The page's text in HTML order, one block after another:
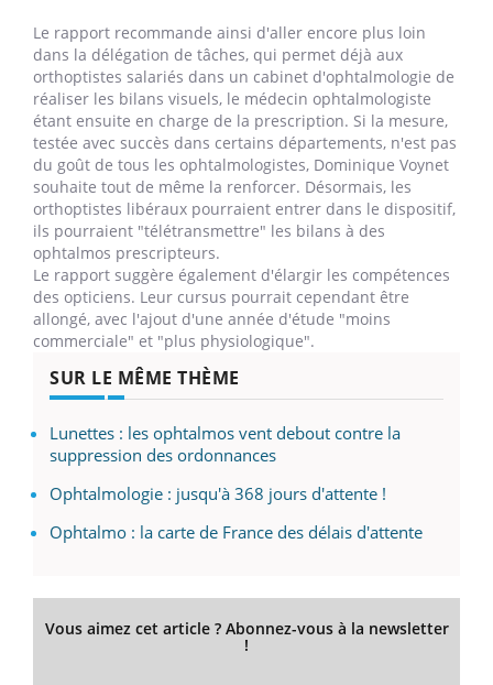
Le rapport recommande ainsi d'aller encore plus loin
dans la délégation de tâches, qui permet déjà aux
orthoptistes salariés dans un cabinet d'ophtalmologie de
réaliser les bilans visuels, le médecin ophtalmologiste
étant ensuite en charge de la prescription. Si la mesure,
testée avec succès dans certains départements, n'est pas
du goût de tous les ophtalmologistes, Dominique Voynet
souhaite tout de même la renforcer. Désormais, les
orthoptistes libéraux pourraient entrer dans le dispositif,
ils pourraient "télétransmettre" les bilans à des
ophtalmos prescripteurs.
Le rapport suggère également d'élargir les compétences
des opticiens. Leur cursus pourrait cependant être
allongé, avec l'ajout d'une année d'étude "moins
commerciale" et "plus physiologique".
SUR LE MÊME THÈME
Lunettes : les ophtalmos vent debout contre la
suppression des ordonnances
Ophtalmologie : jusqu'à 368 jours d'attente !
Ophtalmo : la carte de France des délais d'attente
Vous aimez cet article ? Abonnez-vous à la newsletter
!